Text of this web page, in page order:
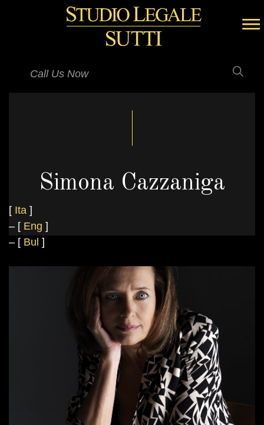
Call Us Now
Simona Cazzaniga
[ Ita ]
– [ Eng ]
– [ Bul ]